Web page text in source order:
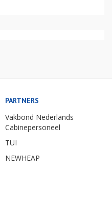
PARTNERS
Vakbond Nederlands
Cabinepersoneel
TUI
NEWHEAP